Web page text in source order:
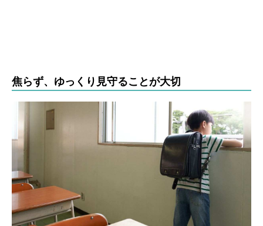
焦らず、ゆっくり見守ることが大切